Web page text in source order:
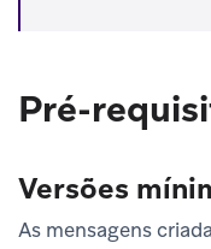
Pré-
Versões
As mensagens